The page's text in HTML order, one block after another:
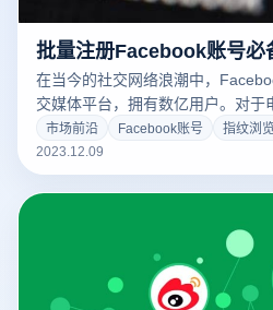
批量注册Facebook账号必
在当今的社交网络浪潮中，
交媒体平台，拥有数亿用户。对
言，注册一个或多个Facebook账
而，一次性注册多个Facebook账
大量的时间和精力。因此，寻找
为了这些专业人士的需求。云登
市场前沿 Facebook账号
指纹浏
2023.12.09